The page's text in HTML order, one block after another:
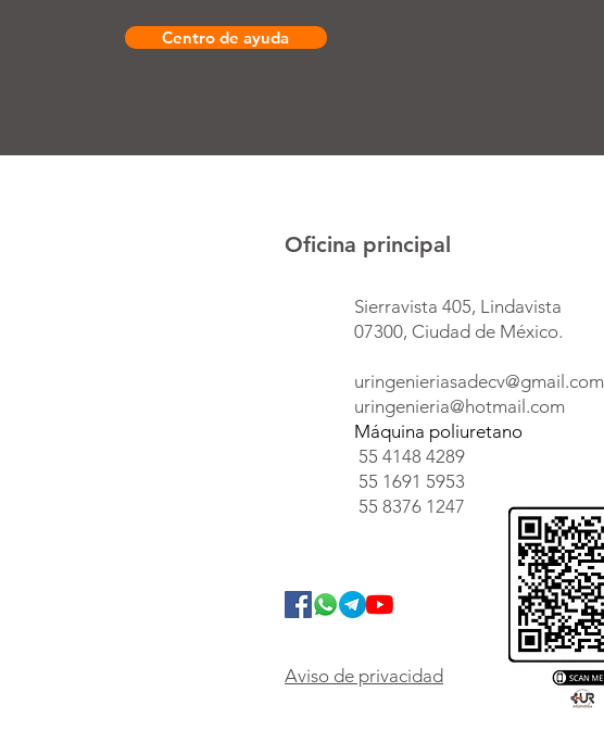
Centro de ayuda
Oficina principal
Sierravista 405, Lindavista
07300, Ciudad de México.
uringenieriasadecv@gmail.com
uringenieria@hotmail.com
Máquina poliuretano
55 4148 4289
55 1691 5953
55 8376 1247
Aviso de privacidad